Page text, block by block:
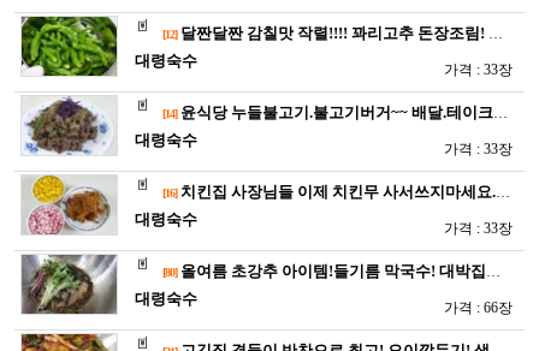
[12] 달짠달짠 감칠맛 작렬!!!! 꽈리고추 돈장조림! 밥도둑 장조림 …
대령숙수
가격 : 33장
[14] 윤식당 누들불고기.불고기버거~~ 배달.테이크아웃 가능한 누들불고…
대령숙수
가격 : 33장
[16] 치킨집 사장님들 이제 치킨무 사서쓰지마세요.직접만드세요 수제로~…
대령숙수
가격 : 33장
[80] 올여름 초강추 아이템!들기름 막국수! 대박집의 대박메뉴를 벤치마…
대령숙수
가격 : 66장